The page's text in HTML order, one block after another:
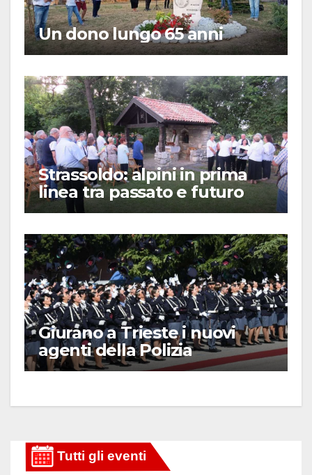
Un dono lungo 65 anni
Strassoldo: alpini in prima
linea tra passato e futuro
Giurano a Trieste i nuovi
agenti della Polizia